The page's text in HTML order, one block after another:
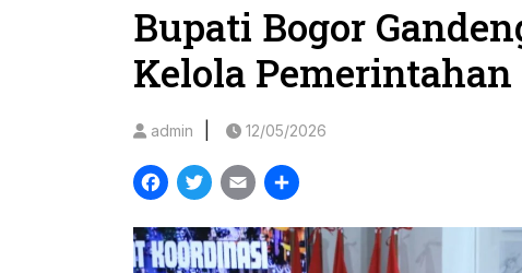
Bupati Bogor
Kelola Pemerintahan
admin 12/05/2026
Facebook
Twitter
Email